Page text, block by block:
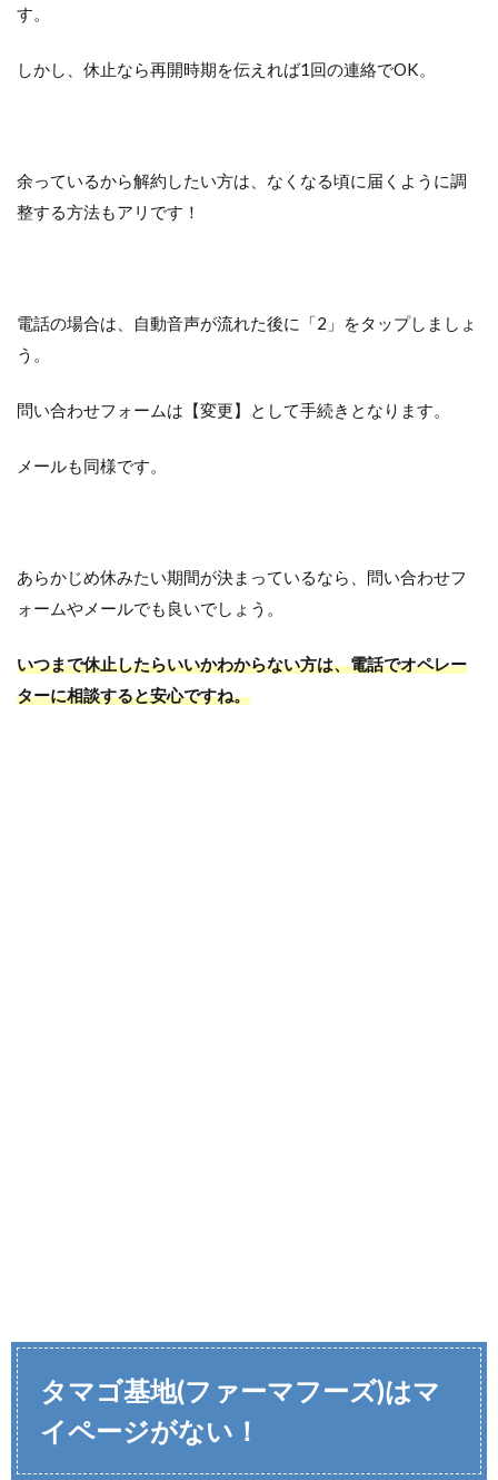
す。
しかし、休止なら再開時期を伝えれば1回の連絡でOK。
余っているから解約したい方は、なくなる頃に届くように調
整する方法もアリです！
電話の場合は、自動音声が流れた後に「2」をタップしましょ
う。
問い合わせフォームは【変更】として手続きとなります。
メールも同様です。
あらかじめ休みたい期間が決まっているなら、問い合わせフ
ォームやメールでも良いでしょう。
いつまで休止したらいいかわからない方は、電話でオペレー
ターに相談すると安心ですね。
タマゴ基地(ファーマフーズ)はマ
イページがない！